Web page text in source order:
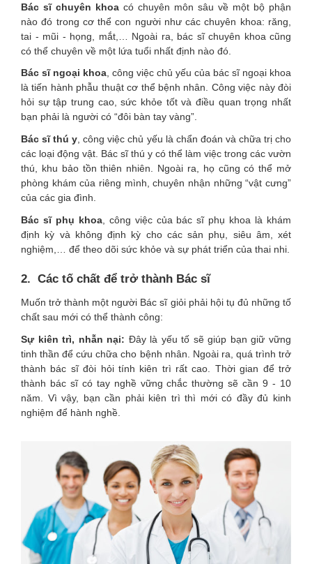
Bác sĩ chuyên khoa có chuyên môn sâu về một bộ phận
nào đó trong cơ thể con người như các chuyên khoa: răng,
tai - mũi - họng, mắt,… Ngoài ra, bác sĩ chuyên khoa cũng
có thể chuyên về một lứa tuổi nhất định nào đó.
Bác sĩ ngoại khoa, công việc chủ yếu của bác sĩ ngoại khoa
là tiến hành phẫu thuật cơ thể bệnh nhân. Công việc này đòi
hỏi sự tập trung cao, sức khỏe tốt và điều quan trọng nhất
bạn phải là người có “đôi bàn tay vàng”.
Bác sĩ thú y , công việc chủ yếu là chẩn đoán và chữa trị cho
các loại động vật. Bác sĩ thú y có thể làm việc trong các vườn
thú, khu bảo tồn thiên nhiên. Ngoài ra, họ cũng có thể mở
phòng khám của riêng mình, chuyên nhận những “vật cưng”
của các gia đình.
Bác sĩ phụ khoa, công việc của bác sĩ phụ khoa là khám
định kỳ và không định kỳ cho các sản phụ, siêu âm, xét
nghiệm,… để theo dõi sức khỏe và sự phát triển của thai nhi.
2. Các tố chất để trở thành Bác sĩ
Muốn trở thành một người Bác sĩ giỏi phải hội tụ đủ những tố
chất sau mới có thể thành công:
Sự kiên trì, nhẫn nại: Đây là yếu tố sẽ giúp bạn giữ vững
tinh thần để cứu chữa cho bệnh nhân. Ngoài ra, quá trình trở
thành bác sĩ đòi hỏi tính kiên trì rất cao. Thời gian để trở
thành bác sĩ có tay nghề vững chắc thường sẽ cần 9 - 10
năm. Vì vậy, bạn cần phải kiên trì thì mới có đầy đủ kinh
nghiệm để hành nghề.